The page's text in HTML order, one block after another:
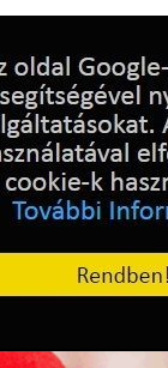
mérleg
ezelőtt 37